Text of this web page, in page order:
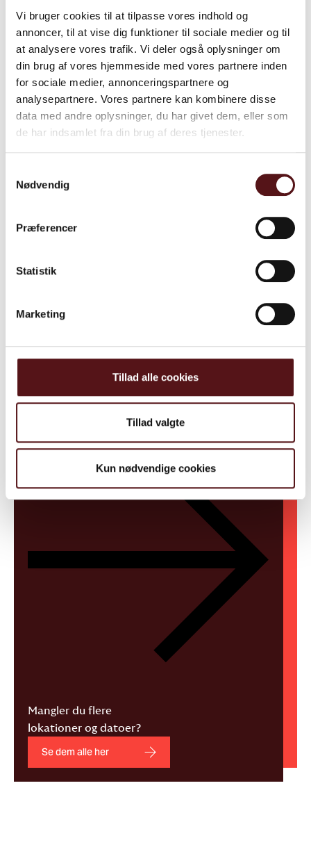
Vi bruger cookies til at tilpasse vores indhold og
annoncer, til at vise dig funktioner til sociale medier og til
at analysere vores trafik. Vi deler også oplysninger om
din brug af vores hjemmeside med vores partnere inden
for sociale medier, annonceringspartnere og
analysepartnere. Vores partnere kan kombinere disse
data med andre oplysninger, du har givet dem, eller som
de har indsamlet fra din brug af deres tjenester.
Nødvendig
Præferencer
Statistik
Marketing
Tillad alle cookies
Tillad valgte
Kun nødvendige cookies
Hvad siger kursisterne?
Nogle af de evalueringer, som vi har fået på den sidste
uddannelse, er:
’”Vi fik nogle gode værktøjer til at tænke
arbejdsmiljøet ind i strategien. Det var
personlighedstyper og skabe forståelse for
egen ageren i forhold til at opnå succes’
25. - 26. januar og 3. - 4. marts og 7. april 2027
Holdets lokation: Kolding
Mangler du flere
lokationer og datoer?
Se dem alle her